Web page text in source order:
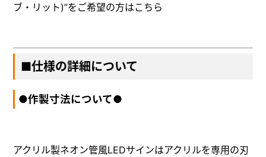
ブ・リット)”をご希望の方はこちら
■仕様の詳細について
●作製寸法について●
アクリル製ネオン管風LEDサインはアクリルを専用の刃